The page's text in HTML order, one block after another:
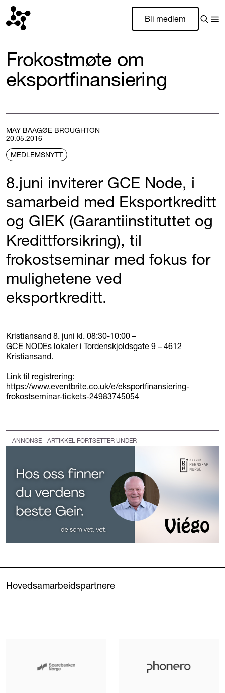
Bli medlem
Frokostmøte om
eksportfinansiering
MAY BAAGØE BROUGHTON
20.05.2016
MEDLEMSNYTT
8.juni inviterer GCE Node, i
samarbeid med Eksportkreditt
og GIEK (Garantiinstituttet og
Kredittforsikring), til
frokostseminar med fokus for
mulighetene ved
eksportkreditt.
Kristiansand 8. juni kl. 08:30-10:00 –
GCE NODEs lokaler i Tordenskjoldsgate 9 – 4612
Kristiansand.
Link til registrering:
https://www.eventbrite.co.uk/e/eksportfinansiering-
frokostseminar-tickets-24983745054
ANNONSE - ARTIKKEL FORTSETTER UNDER
Hovedsamarbeidspartnere